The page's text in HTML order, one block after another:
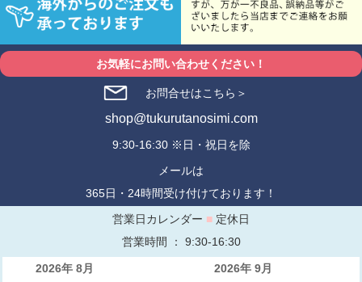
お気軽にお問い合わせください！
お問合せはこちら＞
shop@tukurutanosimi.com
9:30-16:30 ※日・祝日を除
メールは
365日・24時間受け付けております！
営業日カレンダー ■ 定休日
営業時間 ： 9:30-16:30
2026年 8月 2026年 9月